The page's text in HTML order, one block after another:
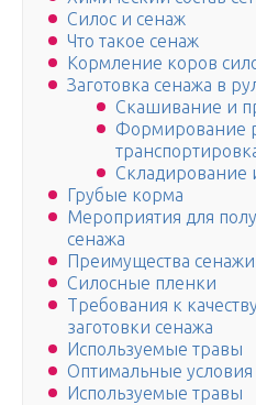
Силос и сенаж
Что такое сенаж
Кормление коров
Заготовка сенажа в
Скашивание и
Формирование
Складирование
Грубые корма
Мероприятия для
сенажа
Преимущества
Силосные пленки
Требования к
заготовки сенажа
Используемые травы
Оптимальные
Используемые травы